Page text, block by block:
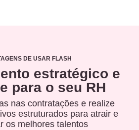
DE USAR FLASH
estratégico e
para o seu RH
nas contratações e realize
estruturados para atrair e
os melhores talentos